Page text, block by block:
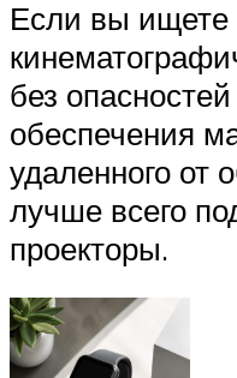
Если вы ищете
без
обеспечения
удаленного от
лучше всего
проекторы.